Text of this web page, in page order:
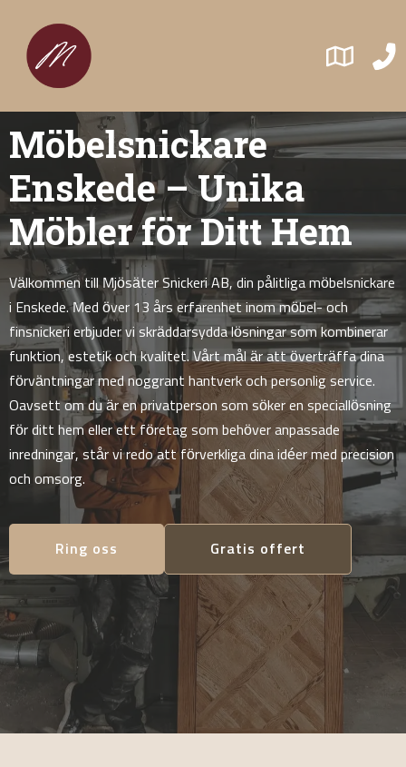
Möbelsnickare
Enskede – Unika
Möbler för Ditt Hem
Välkommen till Mjösäter Snickeri AB, din pålitliga möbelsnickare
i Enskede. Med över 13 års erfarenhet inom möbel- och
finsnickeri erbjuder vi skräddarsydda lösningar som kombinerar
funktion, estetik och kvalitet. Vårt mål är att överträffa dina
förväntningar med noggrant hantverk och personlig service.
Oavsett om du är en privatperson som söker en speciallösning
för ditt hem eller ett företag som behöver anpassade
inredningar, står vi redo att förverkliga dina idéer med precision
och omsorg.
Ring oss Gratis offert